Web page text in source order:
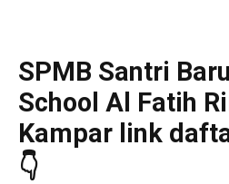
SPMB Santri
School Al Fatih
Kampar link
👇